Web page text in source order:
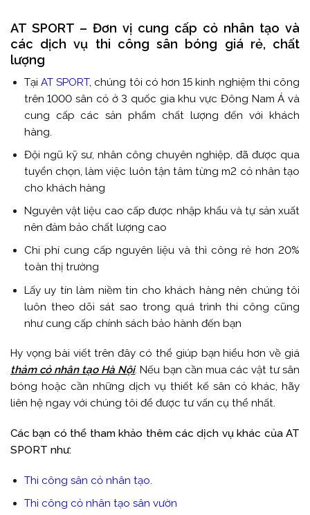
AT SPORT – Đơn vị cung cấp cỏ nhân tạo và
các dịch vụ thi công sân bóng giá rẻ, chất
lượng
Tại AT SPORT, chúng tôi có hơn 15 kinh nghiệm thi công
trên 1000 sân cỏ ở 3 quốc gia khu vực Đông Nam Á và
cung cấp các sản phẩm chất lượng đến với khách
hàng.
Đội ngũ kỹ sư, nhân công chuyên nghiệp, đã được qua
tuyển chọn, làm việc luôn tận tâm từng m2 cỏ nhân tạo
cho khách hàng
Nguyên vật liệu cao cấp được nhập khẩu và tự sản xuất
nên đảm bảo chất lượng cao
Chi phí cung cấp nguyên liệu và thì công rẻ hơn 20%
toàn thị trường
Lấy uy tín làm niềm tin cho khách hàng nên chúng tôi
luôn theo dõi sát sao trong quá trình thi công cũng
như cung cấp chính sách bảo hành đến bạn
Hy vọng bài viết trên đây có thể giúp bạn hiểu hơn về giá
thảm cỏ nhân tạo Hà Nội. Nếu bạn cần mua các vật tư sân
bóng hoặc cần những dịch vụ thiết kế sân cỏ khác, hãy
liên hệ ngay với chúng tôi để được tư vấn cụ thể nhất.
Các bạn có thể tham khảo thêm các dịch vụ khác của AT
SPORT như:
Thi công sân cỏ nhân tạo.
Thi công cỏ nhân tạo sân vườn